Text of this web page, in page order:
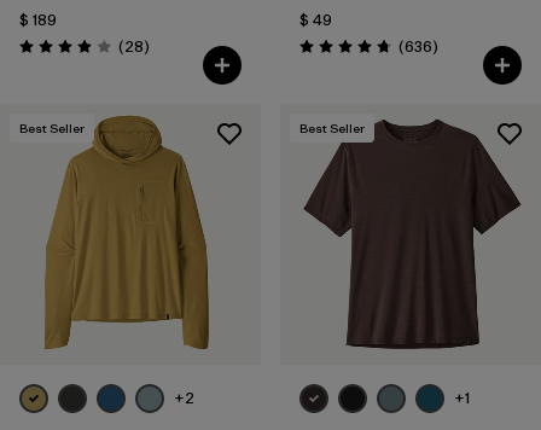
$ 189
Valoración: 3.9 / 5
(28Comentarios
)
$ 49
Valoración: 4.7 / 5
(636Comentarios
)
Best Seller
+2
Best Seller
+1